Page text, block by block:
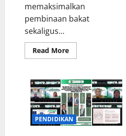
memaksimalkan
pembinaan bakat
sekaligus...
Read MoreRead
more
2
Banyusari
Karawang,Bangun
Karakter
Lewat
Pramuka,
Latih
PBB,
PENDIDIKAN